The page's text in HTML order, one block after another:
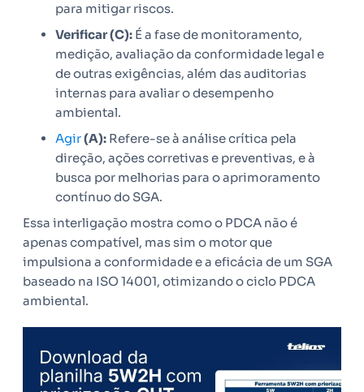
para mitigar riscos.
Verificar (C): É a fase de monitoramento,
medição, avaliação da conformidade legal e
de outras exigências, além das auditorias
internas para avaliar o desempenho
ambiental.
Agir(A): Refere-se à análise crítica pela
direção, ações corretivas e preventivas, e à
busca por melhorias para o aprimoramento
contínuo do SGA.
Essa interligação mostra como o PDCA não é
apenas compatível, mas sim o motor que
impulsiona a conformidade e a eficácia de um SGA
baseado na ISO 14001, otimizando o ciclo PDCA
ambiental.